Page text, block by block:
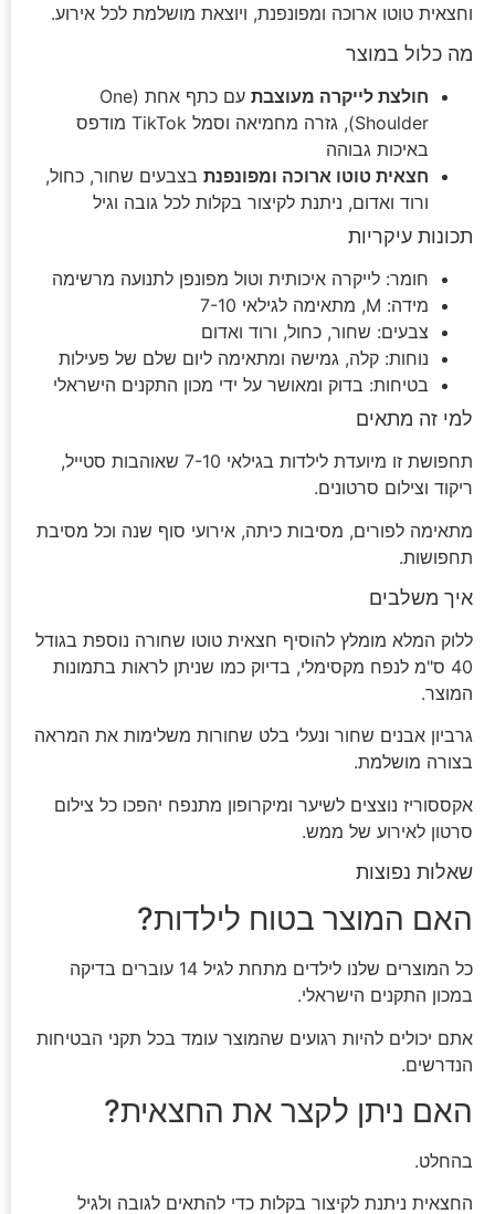
וחצאית טוטו ארוכה ומפונפנת, ויוצאת מושלמת לכל אירוע.
מה כלול במוצר
חולצת לייקרה מעוצבת
עם כתף אחת (One
Shoulder), גזרה מחמיאה וסמל TikTok מודפס
באיכות גבוהה
חצאית טוטו ארוכה ומפונפנת בצבעים שחור, כחול,
ורוד ואדום, ניתנת לקיצור בקלות לכל גובה וגיל
תכונות עיקריות
חומר: לייקרה איכותית וטול מפונפן לתנועה מרשימה
מידה: M, מתאימה לגילאי 7-10
צבעים: שחור, כחול, ורוד ואדום
נוחות: קלה, גמישה ומתאימה ליום שלם של פעילות
בטיחות: בדוק ומאושר על ידי מכון התקנים הישראלי
למי זה מתאים
תחפושת זו מיועדת לילדות בגילאי 7-10 שאוהבות סטייל,
ריקוד וצילום סרטונים.
מתאימה לפורים, מסיבות כיתה, אירועי סוף שנה וכל מסיבת
תחפושות.
איך משלבים
ללוק המלא מומלץ להוסיף חצאית טוטו שחורה נוספת בגודל
40 ס"מ לנפח מקסימלי, בדיוק כמו שניתן לראות בתמונות
המוצר.
גרביון אבנים שחור ונעלי בלט שחורות משלימות את המראה
בצורה מושלמת.
אקססוריז נוצצים לשיער ומיקרופון מתנפח יהפכו כל צילום
סרטון לאירוע של ממש.
שאלות נפוצות
האם המוצר בטוח לילדות?
כל המוצרים שלנו לילדים מתחת לגיל 14 עוברים בדיקה
במכון התקנים הישראלי.
אתם יכולים להיות רגועים שהמוצר עומד בכל תקני הבטיחות
הנדרשים.
האם ניתן לקצר את החצאית?
בהחלט.
החצאית ניתנת לקיצור בקלות כדי להתאים לגובה ולגיל